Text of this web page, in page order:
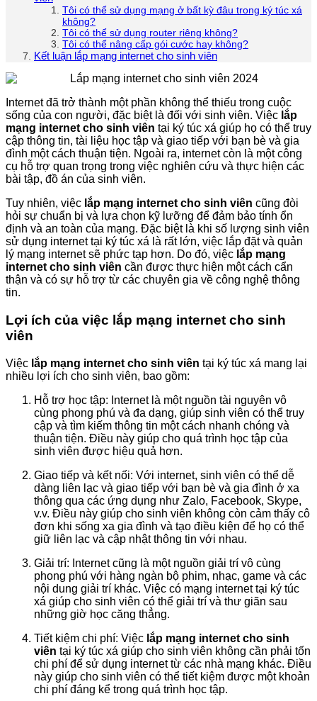
Tôi có thể sử dụng mạng ở bất kỳ đâu trong ký túc xá
không?
Tôi có thể sử dụng router riêng không?
Tôi có thể nâng cấp gói cước hay không?
Kết luận lắp mạng internet cho sinh viên
Internet đã trở thành một phần không thể thiếu trong cuộc
sống của con người, đặc biệt là đối với sinh viên. Việc lắp
mạng internet cho sinh viên tại ký túc xá giúp họ có thể truy
cập thông tin, tài liệu học tập và giao tiếp với bạn bè và gia
đình một cách thuận tiện. Ngoài ra, internet còn là một công
cụ hỗ trợ quan trọng trong việc nghiên cứu và thực hiện các
bài tập, đồ án của sinh viên.
Tuy nhiên, việc lắp mạng internet cho sinh viên cũng đòi
hỏi sự chuẩn bị và lựa chọn kỹ lưỡng để đảm bảo tính ổn
định và an toàn của mạng. Đặc biệt là khi số lượng sinh viên
sử dụng internet tại ký túc xá là rất lớn, việc lắp đặt và quản
lý mạng internet sẽ phức tạp hơn. Do đó, việc lắp mạng
internet cho sinh viên cần được thực hiện một cách cẩn
thận và có sự hỗ trợ từ các chuyên gia về công nghệ thông
tin.
Lợi ích của việc lắp mạng internet cho sinh
viên
Việc lắp mạng internet cho sinh viên tại ký túc xá mang lại
nhiều lợi ích cho sinh viên, bao gồm:
Hỗ trợ học tập: Internet là một nguồn tài nguyên vô
cùng phong phú và đa dạng, giúp sinh viên có thể truy
cập và tìm kiếm thông tin một cách nhanh chóng và
thuận tiện. Điều này giúp cho quá trình học tập của
sinh viên được hiệu quả hơn.
Giao tiếp và kết nối: Với internet, sinh viên có thể dễ
dàng liên lạc và giao tiếp với bạn bè và gia đình ở xa
thông qua các ứng dụng như Zalo, Facebook, Skype,
v.v. Điều này giúp cho sinh viên không còn cảm thấy cô
đơn khi sống xa gia đình và tạo điều kiện để họ có thể
giữ liên lạc và cập nhật thông tin với nhau.
Giải trí: Internet cũng là một nguồn giải trí vô cùng
phong phú với hàng ngàn bộ phim, nhạc, game và các
nội dung giải trí khác. Việc có mạng internet tại ký túc
xá giúp cho sinh viên có thể giải trí và thư giãn sau
những giờ học căng thẳng.
Tiết kiệm chi phí: Việc lắp mạng internet cho sinh
viên tại ký túc xá giúp cho sinh viên không cần phải tốn
chi phí để sử dụng internet từ các nhà mạng khác. Điều
này giúp cho sinh viên có thể tiết kiệm được một khoản
chi phí đáng kể trong quá trình học tập.